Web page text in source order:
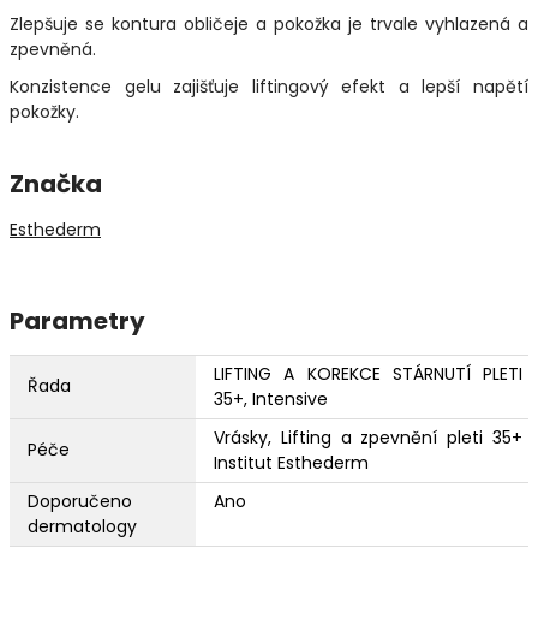
Zlepšuje se kontura obličeje a pokožka je trvale vyhlazená a
zpevněná.
Konzistence gelu zajišťuje liftingový efekt a lepší napětí
pokožky.
Značka
Esthederm
Parametry
Řada
LIFTING A KOREKCE STÁRNUTÍ PLETI
35+, Intensive
Péče
Vrásky, Lifting a zpevnění pleti 35+
Institut Esthederm
Doporučeno
dermatology
Ano